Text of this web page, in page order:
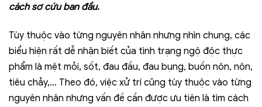
cách sơ cứu ban đầu.
Tùy thuộc vào từng nguyên nhân nhưng nhìn chung, các
biểu hiện rất dễ nhận biết của tình trạng ngộ độc thực
phẩm là mệt mỏi, sốt, đau đầu, đau bụng, buồn nôn, nôn,
tiêu chảy,… Theo đó, việc xử trí cũng tùy thuộc vào từng
nguyên nhân nhưng vấn đề cần được ưu tiên là tìm cách